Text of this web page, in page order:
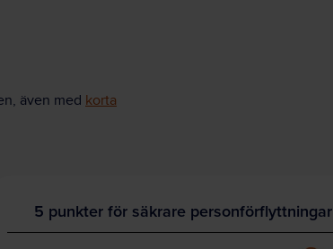
även med korta
5 punkter för säkrare personförflyttningar